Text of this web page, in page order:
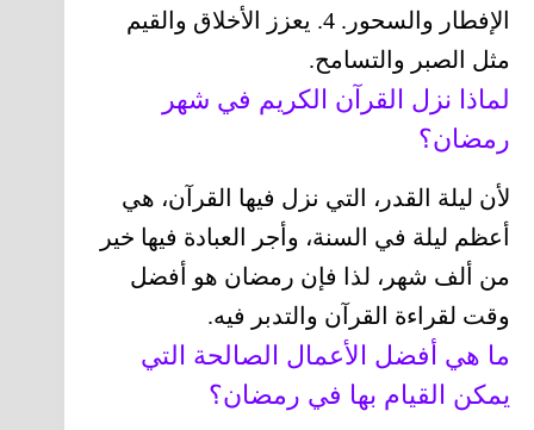
الإفطار والسحور. 4. يعزز الأخلاق والقيم
مثل الصبر والتسامح.
لماذا نزل القرآن الكريم في شهر
رمضان؟
لأن ليلة القدر، التي نزل فيها القرآن، هي
أعظم ليلة في السنة، وأجر العبادة فيها خير
من ألف شهر، لذا فإن رمضان هو أفضل
وقت لقراءة القرآن والتدبر فيه.
ما هي أفضل الأعمال الصالحة التي
يمكن القيام بها في رمضان؟